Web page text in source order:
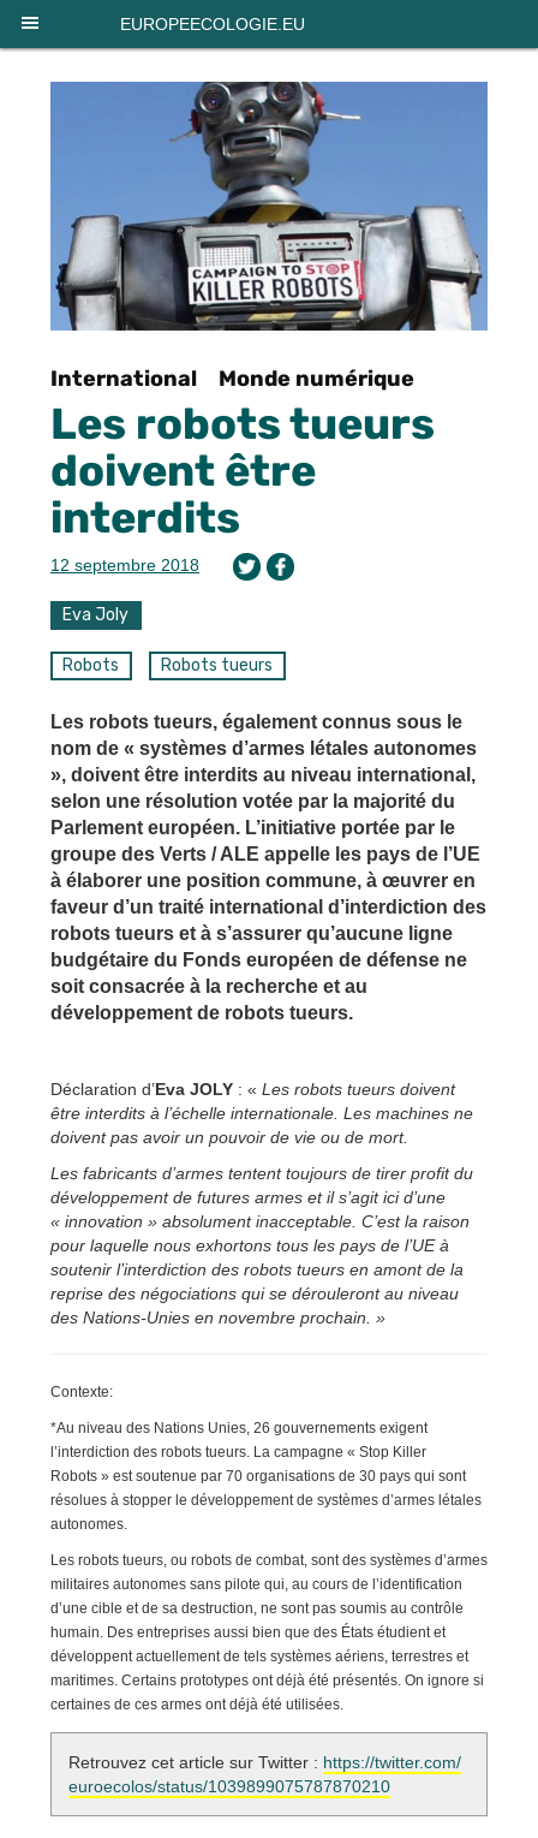
EUROPEECOLOGIE.EU
International Monde numérique
Les robots tueurs
doivent être
interdits
12 septembre 2018
Eva Joly
Robots Robots tueurs
Les robots tueurs, également connus sous le
nom de « systèmes d’armes létales autonomes
», doivent être interdits au niveau international,
selon une résolution votée par la majorité du
Parlement européen. L’initiative portée par le
groupe des Verts / ALE appelle les pays de l’UE
à élaborer une position commune, à œuvrer en
faveur d’un traité international d’interdiction des
robots tueurs et à s’assurer qu’aucune ligne
budgétaire du Fonds européen de défense ne
soit consacrée à la recherche et au
développement de robots tueurs.
Déclaration d’Eva JOLY : « Les robots tueurs doivent
être interdits à l’échelle internationale. Les machines ne
doivent pas avoir un pouvoir de vie ou de mort.
Les fabricants d’armes tentent toujours de tirer profit du
développement de futures armes et il s’agit ici d’une
« innovation » absolument inacceptable. C’est la raison
pour laquelle nous exhortons tous les pays de l’UE à
soutenir l’interdiction des robots tueurs en amont de la
reprise des négociations qui se dérouleront au niveau
des Nations-Unies en novembre prochain. »
Contexte:
*Au niveau des Nations Unies, 26 gouvernements exigent
l’interdiction des robots tueurs. La campagne « Stop Killer
Robots » est soutenue par 70 organisations de 30 pays qui sont
résolues à stopper le développement de systèmes d’armes létales
autonomes.
Les robots tueurs, ou robots de combat, sont des systèmes d’armes
militaires autonomes sans pilote qui, au cours de l’identification
d’une cible et de sa destruction, ne sont pas soumis au contrôle
humain. Des entreprises aussi bien que des États étudient et
développent actuellement de tels systèmes aériens, terrestres et
maritimes. Certains prototypes ont déjà été présentés. On ignore si
certaines de ces armes ont déjà été utilisées.
Retrouvez cet article sur Twitter : https://twitter.com/
euroecolos/status/1039899075787870210